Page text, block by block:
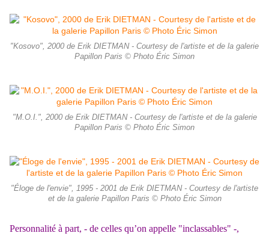
"Kosovo", 2000 de Erik DIETMAN - Courtesy de l'artiste et de la galerie
Papillon Paris © Photo Éric Simon
"M.O.I.", 2000 de Erik DIETMAN - Courtesy de l'artiste et de la galerie
Papillon Paris © Photo Éric Simon
"Éloge de l'envie", 1995 - 2001 de Erik DIETMAN - Courtesy de l'artiste
et de la galerie Papillon Paris © Photo Éric Simon
Personnalité à part, - de celles qu’on appelle "inclassables" -,